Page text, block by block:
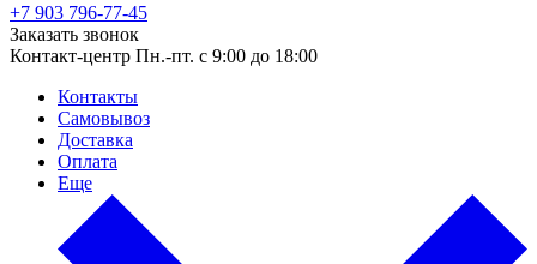
+7 903 796-77-45
Заказать звонок
Контакт-центр Пн.-пт. с 9:00 до 18:00
Контакты
Самовывоз
Доставка
Оплата
Еще